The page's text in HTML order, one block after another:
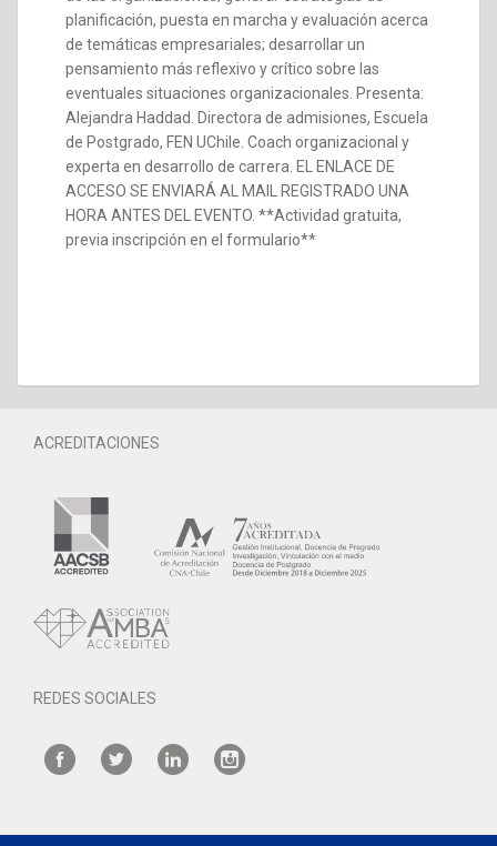
planificación, puesta en marcha y evaluación acerca
de temáticas empresariales; desarrollar un
pensamiento más reflexivo y crítico sobre las
eventuales situaciones organizacionales. Presenta:
Alejandra Haddad. Directora de admisiones, Escuela
de Postgrado, FEN UChile. Coach organizacional y
experta en desarrollo de carrera. EL ENLACE DE
ACCESO SE ENVIARÁ AL MAIL REGISTRADO UNA
HORA ANTES DEL EVENTO. **Actividad gratuita,
previa inscripción en el formulario**
ACREDITACIONES
REDES SOCIALES